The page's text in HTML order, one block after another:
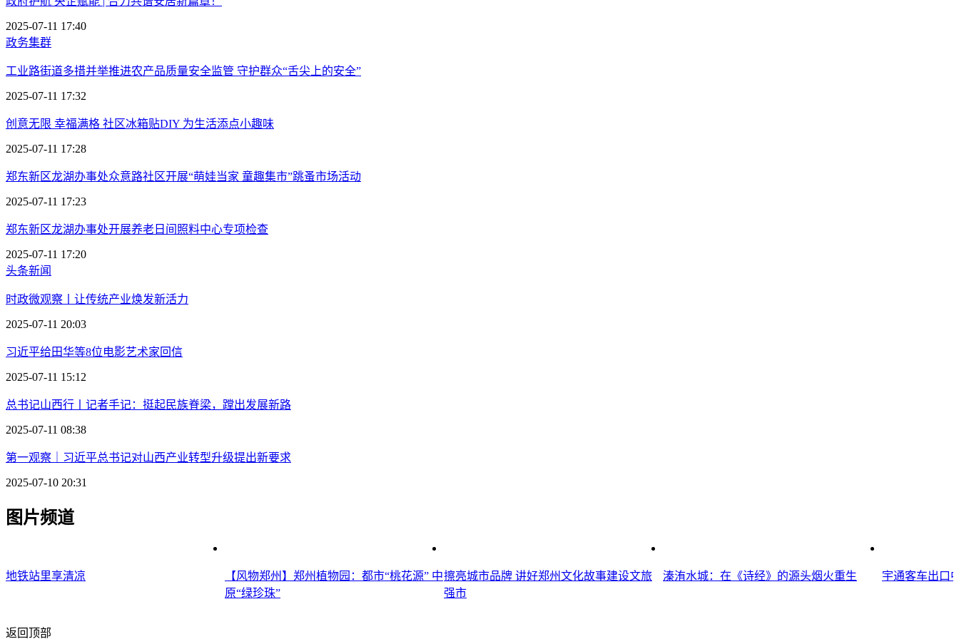
2025-07-11 17:40
政务集群
工业路街道多措并举推进农产品质量安全监管 守护群众“舌尖上的安全”
2025-07-11 17:32
创意无限 幸福满格 社区冰箱贴DIY 为生活添点小趣味
2025-07-11 17:28
郑东新区龙湖办事处众意路社区开展“萌娃当家 童趣集市”跳蚤市场活动
2025-07-11 17:23
郑东新区龙湖办事处开展养老日间照料中心专项检查
2025-07-11 17:20
头条新闻
时政微观察丨让传统产业焕发新活力
2025-07-11 20:03
习近平给田华等8位电影艺术家回信
2025-07-11 15:12
总书记山西行丨记者手记：挺起民族脊梁，蹚出发展新路
2025-07-11 08:38
第一观察｜习近平总书记对山西产业转型升级提出新要求
2025-07-10 20:31
图片频道
地铁站里享清凉
【风物郑州】郑州植物园：都市“桃花源” 中
原“绿珍珠”
擦亮城市品牌 讲好郑州文化故事建设文旅
强市
溱洧水城：在《诗经》的源头烟火重生 宇通客车出口
返回顶部